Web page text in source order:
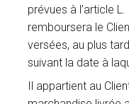
prévues à l’article
remboursera le
versées, au plus
suivant la date à
Il appartient au